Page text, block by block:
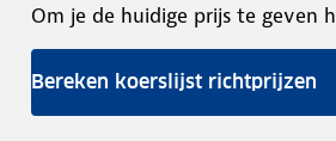
Om je de huidige prijs te geven
Bereken koerslijst richtprijzen